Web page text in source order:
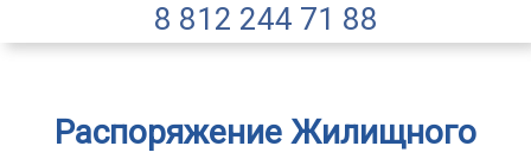
8 812 244 71 88
Распоряжение Жилищного